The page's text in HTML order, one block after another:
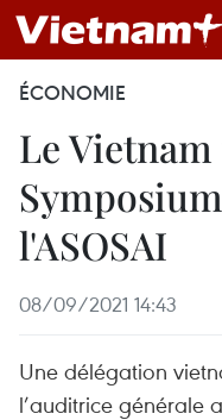
ÉCONOMIE
Le
l'ASOSAI
08/09/2021 14:43
Une délégation
l’auditrice générale